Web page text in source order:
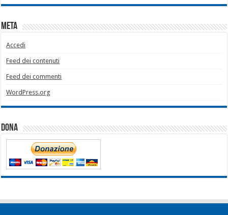
Meta
Accedi
Feed dei contenuti
Feed dei commenti
WordPress.org
Dona